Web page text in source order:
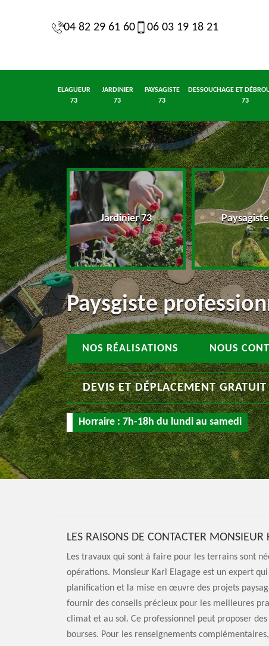
04 82 29 61 60 06 03 19 18 21
ELAGUEUR
73
JARDINIER
73
PAYSAGISTE
73
DESSOUCHAGE ET
73
73 Jardinier 73
Paysgiste
NOS RÉALISATIONS NOUS
DEVIS ET DÉPLACEMENT
Horraire : 7h-18h du lundi au samedi
LES RAISONS DE CONTACTER
Les travaux qui sont à faire pour les terrains sont
opérations. Monsieur Karl Elagage est un expert
planification et la mise en œuvre des projets
fournir des conseils précieux pour les meilleures
climat et au sol. Ce professionnel peut proposer
bourses. Pour les renseignements